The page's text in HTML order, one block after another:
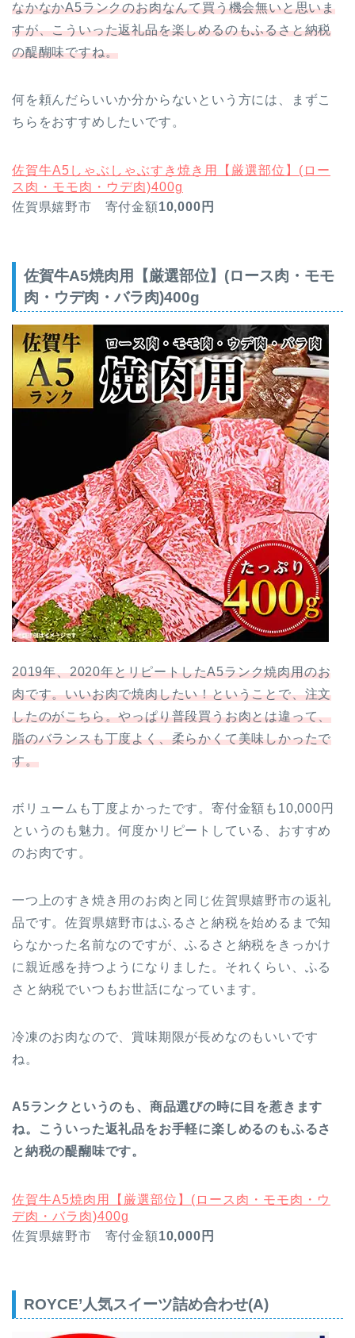
なかなかA5ランクのお肉なんて買う機会無いと思いま
すが、こういった返礼品を楽しめるのもふるさと納税
の醍醐味ですね。
何を頼んだらいいか分からないという方には、まずこ
ちらをおすすめしたいです。
佐賀牛A5しゃぶしゃぶすき焼き用【厳選部位】(ロー
ス肉・モモ肉・ウデ肉)400g
佐賀県嬉野市 寄付金額10,000円
佐賀牛A5焼肉用【厳選部位】(ロース肉・モモ
肉・ウデ肉・バラ肉)400g
2019年、2020年とリピートしたA5ランク焼肉用のお
肉です。いいお肉で焼肉したい！ということで、注文
したのがこちら。やっぱり普段買うお肉とは違って、
脂のバランスも丁度よく、柔らかくて美味しかったで
す。
ボリュームも丁度よかったです。寄付金額も10,000円
というのも魅力。何度かリピートしている、おすすめ
のお肉です。
一つ上のすき焼き用のお肉と同じ佐賀県嬉野市の返礼
品です。佐賀県嬉野市はふるさと納税を始めるまで知
らなかった名前なのですが、ふるさと納税をきっかけ
に親近感を持つようになりました。それくらい、ふる
さと納税でいつもお世話になっています。
冷凍のお肉なので、賞味期限が長めなのもいいです
ね。
A5ランクというのも、商品選びの時に目を惹きます
ね。こういった返礼品をお手軽に楽しめるのもふるさ
と納税の醍醐味です。
佐賀牛A5焼肉用【厳選部位】(ロース肉・モモ肉・ウ
デ肉・バラ肉)400g
佐賀県嬉野市 寄付金額10,000円
ROYCE’人気スイーツ詰め合わせ(A)